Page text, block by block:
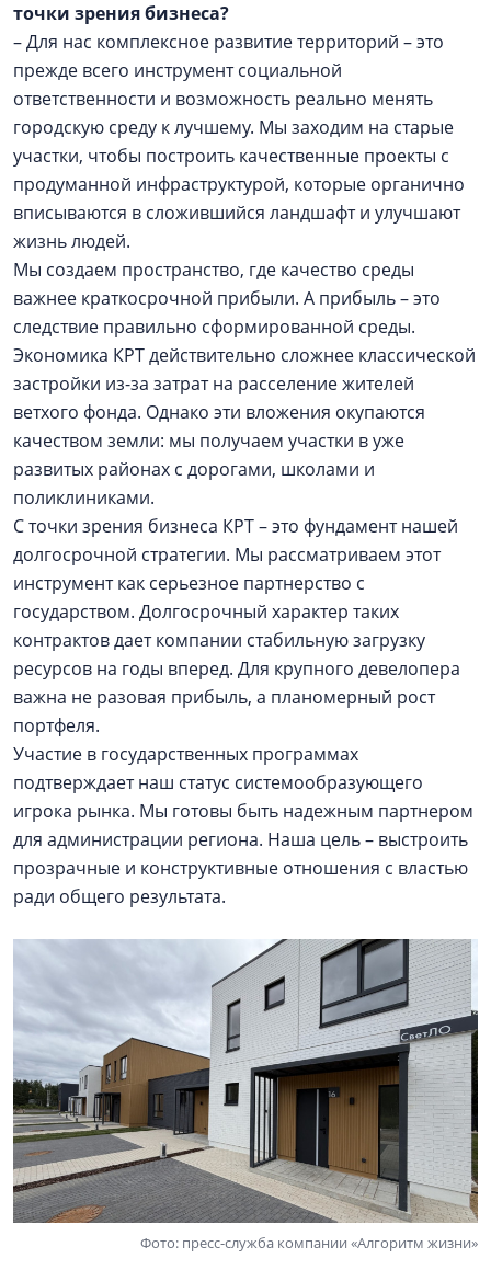
точки зрения бизнеса?
– Для нас комплексное развитие территорий – это
прежде всего инструмент социальной
ответственности и возможность реально менять
городскую среду к лучшему. Мы заходим на старые
участки, чтобы построить качественные проекты с
продуманной инфраструктурой, которые органично
вписываются в сложившийся ландшафт и улучшают
жизнь людей.
Мы создаем пространство, где качество среды
важнее краткосрочной прибыли. А прибыль – это
следствие правильно сформированной среды.
Экономика КРТ действительно сложнее классической
застройки из-за затрат на расселение жителей
ветхого фонда. Однако эти вложения окупаются
качеством земли: мы получаем участки в уже
развитых районах с дорогами, школами и
поликлиниками.
С точки зрения бизнеса КРТ – это фундамент нашей
долгосрочной стратегии. Мы рассматриваем этот
инструмент как серьезное партнерство с
государством. Долгосрочный характер таких
контрактов дает компании стабильную загрузку
ресурсов на годы вперед. Для крупного девелопера
важна не разовая прибыль, а планомерный рост
портфеля.
Участие в государственных программах
подтверждает наш статус системообразующего
игрока рынка. Мы готовы быть надежным партнером
для администрации региона. Наша цель – выстроить
прозрачные и конструктивные отношения с властью
ради общего результата.
Фото: пресс-служба компании «Алгоритм жизни»